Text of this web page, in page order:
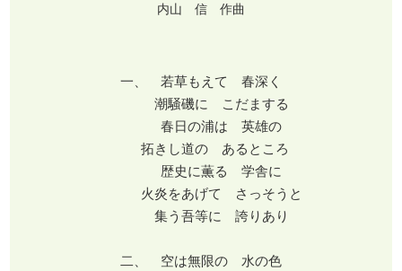
内山 信 作曲
一、 若草もえて 春深く
潮騒磯に こだまする
春日の浦は 英雄の
拓きし道の あるところ
歴史に薫る 学舎に
火炎をあげて さっそうと
集う吾等に 誇りあり
二、 空は無限の 水の色